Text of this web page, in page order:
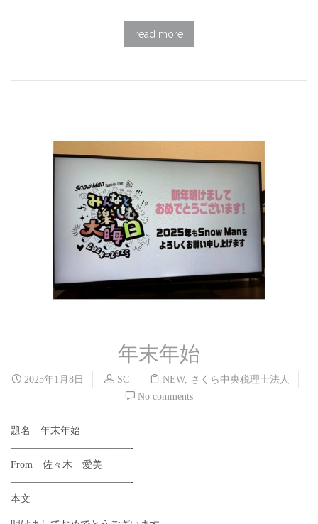
read more
年末年始
2025年1月8日 SC NEW, さくら中央税理士法人
No comments
題名 年末年始
————————————-
From 佐々木 愛美
————————————-
本文